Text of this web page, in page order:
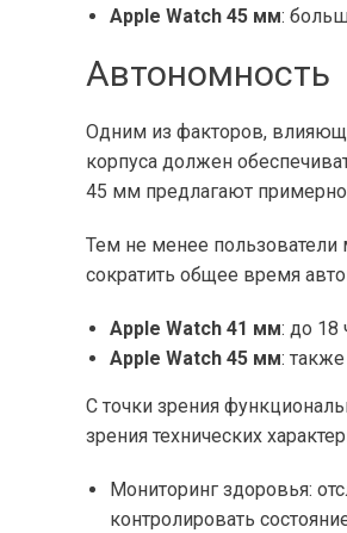
Apple Watch 45 мм:
Автономность
Одним из факторов,
корпуса должен
45 мм предлагают
Тем не менее пользователи
сократить общее время
Apple Watch 41 мм: до 18
Apple Watch 45 мм:
С точки зрения
зрения технических
Мониторинг здоровья:
контролировать